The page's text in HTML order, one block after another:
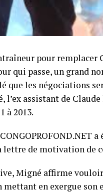
pour remplacer
qui passe, un grand
que les négociations
l’ex assistant de
à 2013.
lettre de motivation de
Migné affirme
mettant en exergue